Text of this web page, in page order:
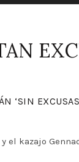
‘SIN
kazajo